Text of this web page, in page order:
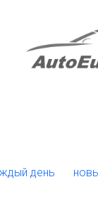
день новый